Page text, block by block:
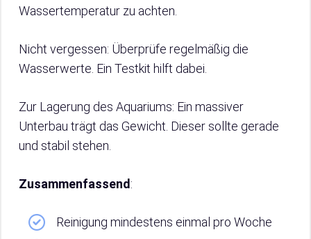
Wassertemperatur zu achten.
Nicht vergessen: Überprüfe regelmäßig die
Wasserwerte. Ein Testkit hilft dabei.
Zur Lagerung des Aquariums: Ein massiver
Unterbau trägt das Gewicht. Dieser sollte gerade
und stabil stehen.
Zusammenfassend :
Reinigung mindestens einmal pro Woche